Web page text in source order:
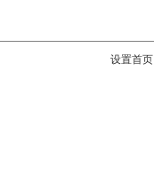
设置首页